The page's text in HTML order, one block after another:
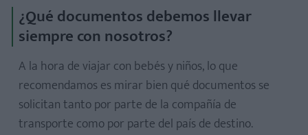
¿Qué documentos debemos llevar
siempre con nosotros?
A la hora de viajar con bebés y niños, lo que
recomendamos es mirar bien qué documentos se
solicitan tanto por parte de la compañía de
transporte como por parte del país de destino.